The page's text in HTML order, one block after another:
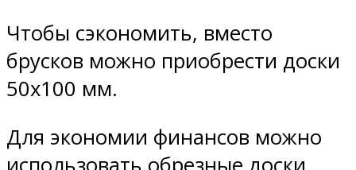
Чтобы сэкономить, вместо
брусков можно приобрести доски
50х100 мм.
Для экономии финансов можно